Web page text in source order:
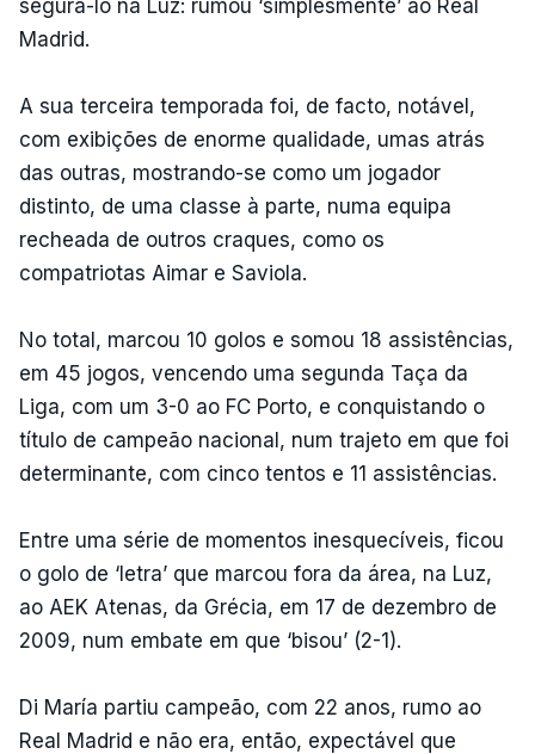
segurá-lo na Luz: rumou ‘simplesmente’ ao Real
Madrid.
A sua terceira temporada foi, de facto, notável,
com exibições de enorme qualidade, umas atrás
das outras, mostrando-se como um jogador
distinto, de uma classe à parte, numa equipa
recheada de outros craques, como os
compatriotas Aimar e Saviola.
No total, marcou 10 golos e somou 18 assistências,
em 45 jogos, vencendo uma segunda Taça da
Liga, com um 3-0 ao FC Porto, e conquistando o
título de campeão nacional, num trajeto em que foi
determinante, com cinco tentos e 11 assistências.
Entre uma série de momentos inesquecíveis, ficou
o golo de ‘letra’ que marcou fora da área, na Luz,
ao AEK Atenas, da Grécia, em 17 de dezembro de
2009, num embate em que ‘bisou’ (2-1).
Di María partiu campeão, com 22 anos, rumo ao
Real Madrid e não era, então, expectável que